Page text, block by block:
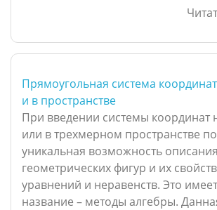
Прямоугольная система
и в пространстве
При введении системы координат
или в трехмерном пространстве
уникальная возможность описания
геометрических фигур и их
уравнений и неравенств. Это
название – методы алгебры.